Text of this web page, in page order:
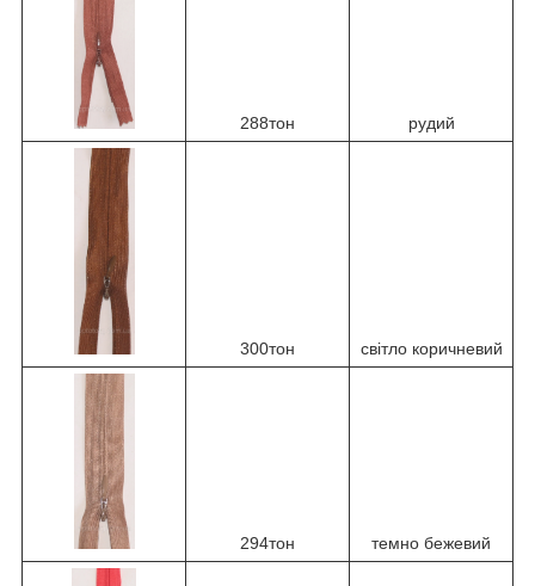
288тон рудий
300тон світло коричневий
294тон темно бежевий